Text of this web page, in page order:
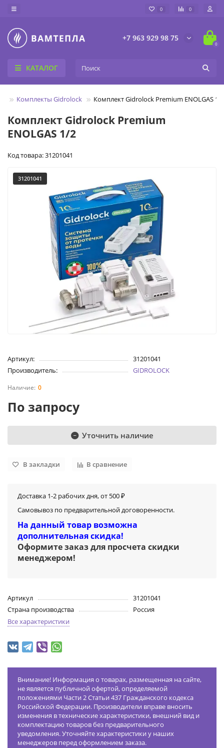
0 0
+7 963 929 98 75
0
КАТАЛОГ
Комплекты Gidrolock Комплект Gidrolock Premium ENOLGAS 1/2
Комплект Gidrolock Premium
ENOLGAS 1/2
Код товара: 31201041
31201041
Артикул:
31201041
Производитель:
GIDROLOCK
0
По запросу
Уточнить наличие
В закладки В сравнение
Доставка 1-2 рабочих дня, от 500 ₽
Самовывоз по предварительной договоренности.
На данный товар возможна
дополнительная скидка!
Оформите заказ для просчета скидки
менеджером!
Артикул
31201041
Страна производства
Россия
Все характеристики
Внимание! Информация о товарах, размещенная на сайте,
не является публичной офертой, определяемой
положениями Части 2 Статьи 437 Гражданского кодекса
Российской Федерации. Производители вправе вносить
изменения в технические характеристики, внешний вид и
комплектацию товаров без предварительного
уведомления. Уточняйте характеристики у наших
менеджеров перед оформлением заказа.